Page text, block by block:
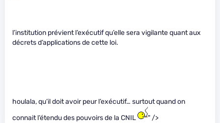
l’institution prévient l’exécutif qu’elle sera vigilante quant aux
décrets d’applications de cette loi.
houlala, qu’il doit avoir peur l’exécutif… surtout quand on
connait l’étendu des pouvoirs de la CNIL
" />